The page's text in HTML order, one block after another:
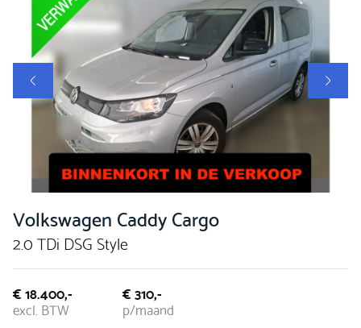
Volkswagen Caddy Cargo
2.0 TDi DSG Style
€ 18.400,-
excl. BTW
€ 310,-
p/maand